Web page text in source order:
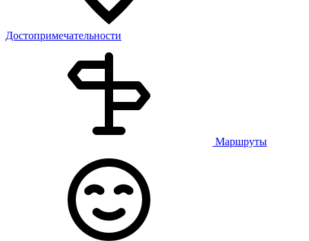
Достопримечательности
Маршруты